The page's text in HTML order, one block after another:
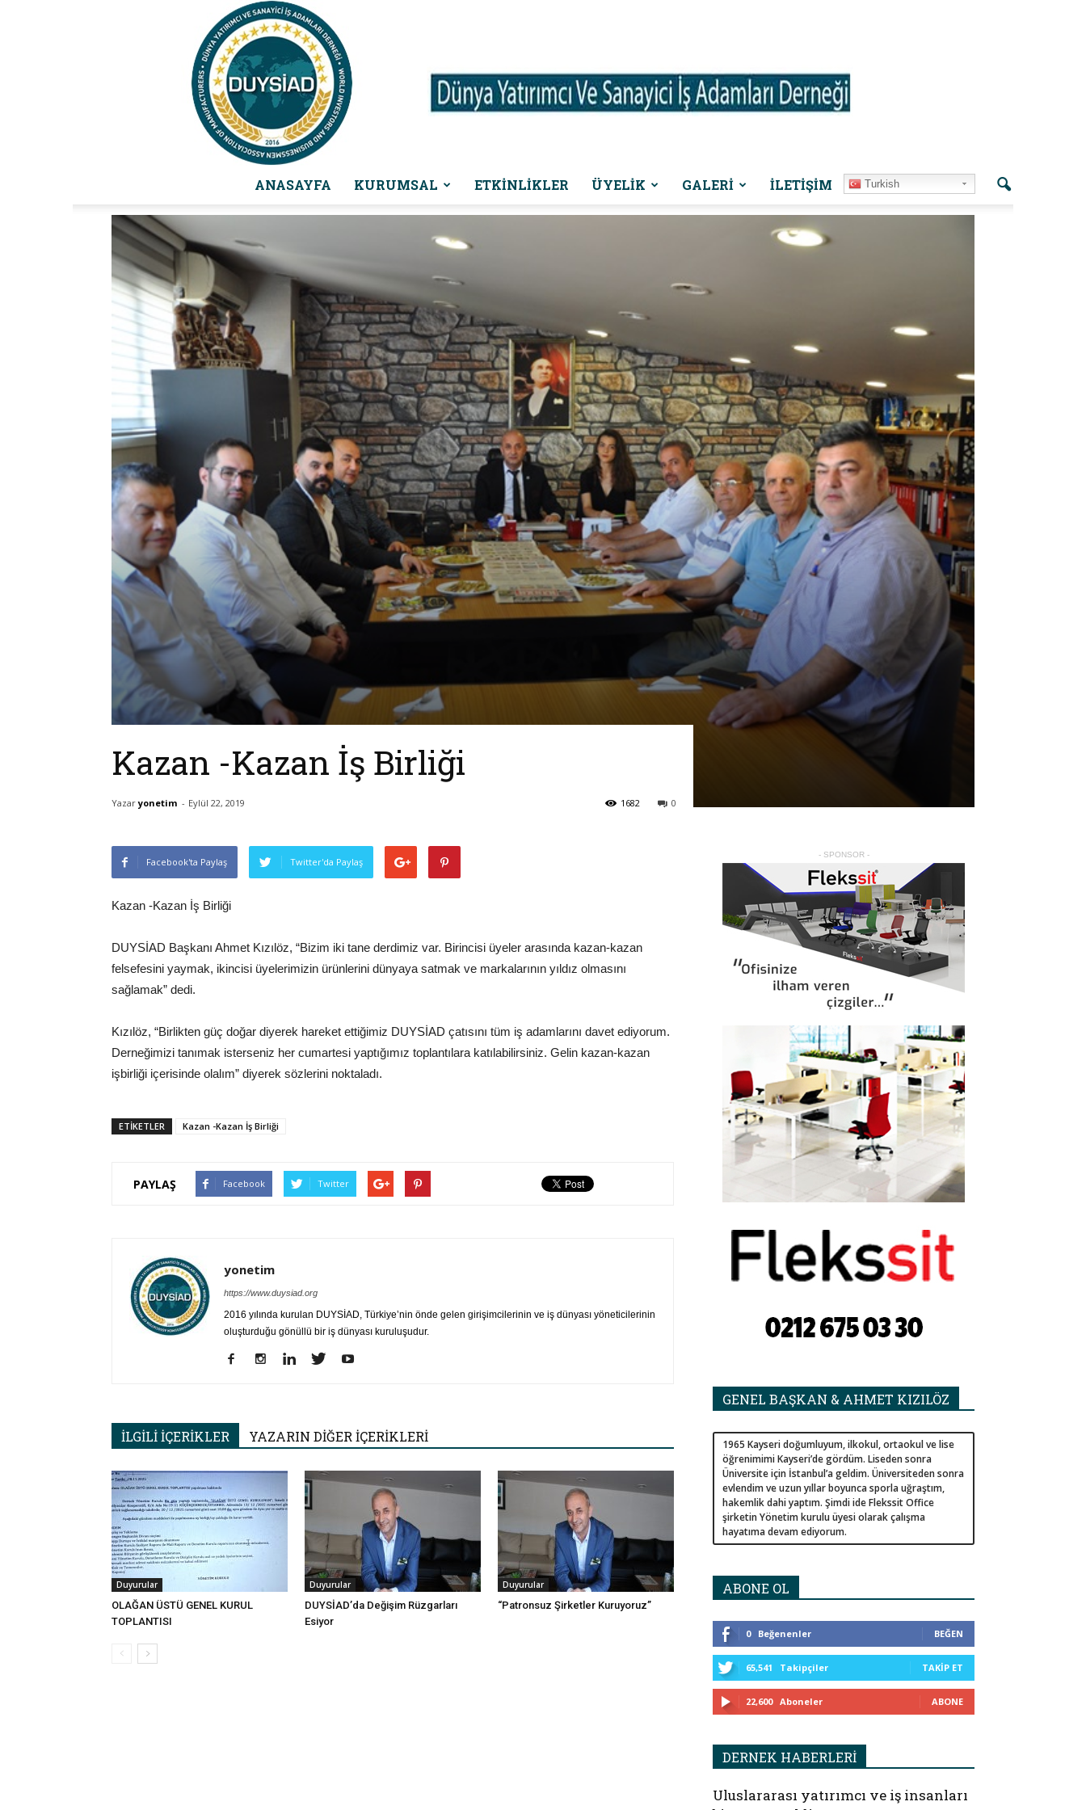
Dünya
Ve
Sanayi
ANASAYFA KURUMSAL ETKINLIKLER ÜYELİK GALERİ İLETIŞIM Turkish
Kazan -Kazan İş Birliği
Yazaryonetim - Eylül 22, 2019 0
1682
Facebook'ta Paylaş Twitter'da Paylaş
Kazan -Kazan İş Birliği
DUYSİAD Başkanı Ahmet Kızılöz, “Bizim iki tane derdimiz var. Birincisi üyeler arasında kazan-kazan
felsefesini yaymak, ikincisi üyelerimizin ürünlerini dünyaya satmak ve markalarının yıldız olmasını
sağlamak” dedi.
Kızılöz, “Birlikten güç doğar diyerek hareket ettiğimiz DUYSİAD çatısını tüm iş adamlarını davet ediyorum.
Derneğimizi tanımak isterseniz her cumartesi yaptığımız toplantılara katılabilirsiniz. Gelin kazan-kazan
işbirliği içerisinde olalım” diyerek sözlerini noktaladı.
ETIKETLER Kazan -Kazan İş Birliği
PAYLAŞ Facebook Twitter
yonetim
https://www.duysiad.org
2016 yılında kurulan DUYSİAD, Türkiye’nin önde gelen girişimcilerinin ve iş dünyası yöneticilerinin
oluşturduğu gönüllü bir iş dünyası kuruluşudur.
İLGİLİ İÇERİKLER YAZARIN DİĞER İÇERİKLERİ
Duyurular
OLAĞAN ÜSTÜ GENEL KURUL
TOPLANTISI
Duyurular
DUYSİAD’da Değişim Rüzgarları
Esiyor
Duyurular
“Patronsuz Şirketler Kuruyoruz”
- SPONSOR -
GENEL BAŞKAN & AHMET KIZILÖZ
1965 Kayseri doğumluyum, ilkokul, ortaokul ve lise
öğrenimimi Kayseri’de gördüm. Liseden sonra
Üniversite için İstanbul’a geldim. Üniversiteden sonra
evlendim ve uzun yıllar boyunca sporla uğraştım,
hakemlik dahi yaptım. Şimdi ide Flekssit Office
şirketin Yönetim kurulu üyesi olarak çalışma
hayatıma devam ediyorum.
ABONE OL
0 Beğenenler BEĞEN
65,541 Takipçiler TAKIP ET
22,600 Aboneler ABONE
DERNEK HABERLERİ
Uluslararası yatırımcı ve iş insanları